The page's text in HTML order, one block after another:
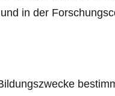
in der